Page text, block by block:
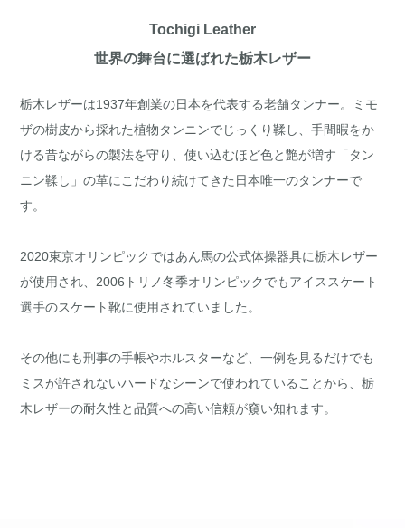
Tochigi Leather
世界の舞台に選ばれた栃木レザー
栃木レザーは1937年創業の日本を代表する老舗タンナー。ミモ
ザの樹皮から採れた植物タンニンでじっくり鞣し、手間暇をか
ける昔ながらの製法を守り、使い込むほど色と艶が増す「タン
ニン鞣し」の革にこだわり続けてきた日本唯一のタンナーで
す。
2020東京オリンピックではあん馬の公式体操器具に栃木レザー
が使用され、2006トリノ冬季オリンピックでもアイススケート
選手のスケート靴に使用されていました。
その他にも刑事の手帳やホルスターなど、一例を見るだけでも
ミスが許されないハードなシーンで使われていることから、栃
木レザーの耐久性と品質への高い信頼が窺い知れます。